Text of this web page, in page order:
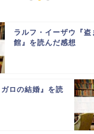
ラルフ・イーザウ『
館』を読んだ感想
ロの結婚』を読